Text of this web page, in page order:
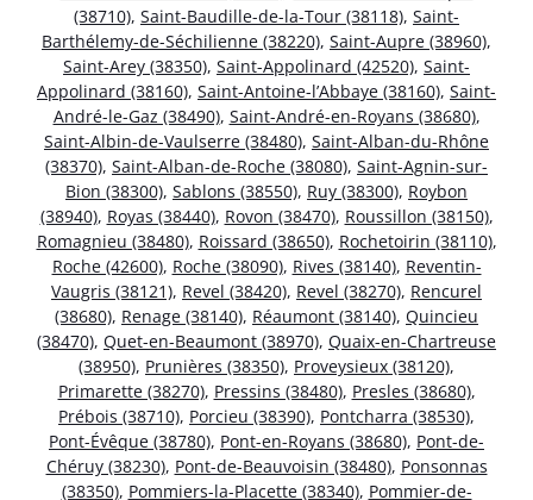
(38710), Saint-Baudille-de-la-Tour (38118), Saint-
Barthélemy-de-Séchilienne (38220), Saint-Aupre (38960),
Saint-Arey (38350), Saint-Appolinard (42520), Saint-
Appolinard (38160), Saint-Antoine-l’Abbaye (38160), Saint-
André-le-Gaz (38490), Saint-André-en-Royans (38680),
Saint-Albin-de-Vaulserre (38480), Saint-Alban-du-Rhône
(38370), Saint-Alban-de-Roche (38080), Saint-Agnin-sur-
Bion (38300), Sablons (38550), Ruy (38300), Roybon
(38940), Royas (38440), Rovon (38470), Roussillon (38150),
Romagnieu (38480), Roissard (38650), Rochetoirin (38110),
Roche (42600), Roche (38090), Rives (38140), Reventin-
Vaugris (38121), Revel (38420), Revel (38270), Rencurel
(38680), Renage (38140), Réaumont (38140), Quincieu
(38470), Quet-en-Beaumont (38970), Quaix-en-Chartreuse
(38950), Prunières (38350), Proveysieux (38120),
Primarette (38270), Pressins (38480), Presles (38680),
Prébois (38710), Porcieu (38390), Pontcharra (38530),
Pont-Évêque (38780), Pont-en-Royans (38680), Pont-de-
Chéruy (38230), Pont-de-Beauvoisin (38480), Ponsonnas
(38350), Pommiers-la-Placette (38340), Pommier-de-